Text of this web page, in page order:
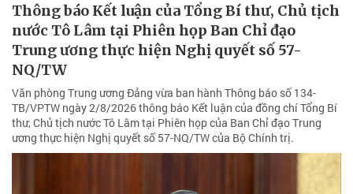
Thông báo Kết luận của Tổng Bí thư, Chủ tịch
nước Tô Lâm tại Phiên họp Ban Chỉ đạo
Trung ương thực hiện Nghị quyết số 57-
NQ/TW
Văn phòng Trung ương Đảng vừa ban hành Thông báo số 134-
TB/VPTW ngày 2/8/2026 thông báo Kết luận của đồng chí Tổng Bí
thư, Chủ tịch nước Tô Lâm tại Phiên họp của Ban Chỉ đạo Trung
ương thực hiện Nghị quyết số 57-NQ/TW của Bộ Chính trị.